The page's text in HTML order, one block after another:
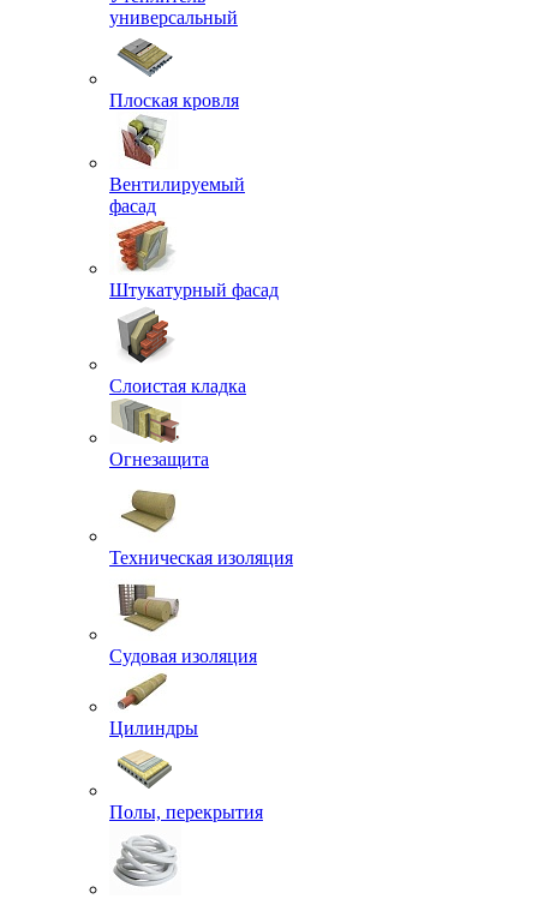
универсальный
Плоская кровля
Вентилируемый
фасад
Штукатурный фасад
Слоистая кладка
Огнезащита
Техническая изоляция
Судовая изоляция
Цилиндры
Полы, перекрытия